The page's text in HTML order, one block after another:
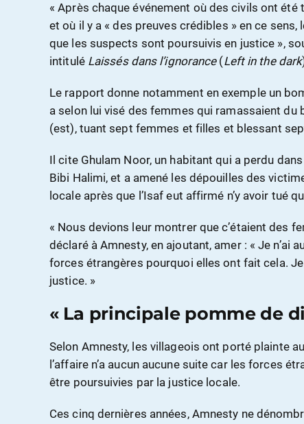
« Après chaque événement où des civils ont
et où il y a « des preuves crédibles » en ce sens,
que les suspects sont poursuivis en justice »,
intitulé Laissés dans l’ignorance(Left in the dark
Le rapport donne notamment en exemple un
a selon lui visé des femmes qui ramassaient du
(est), tuant sept femmes et filles et blessant
Il cite Ghulam Noor, un habitant qui a perdu
Bibi Halimi, et a amené les dépouilles des
locale après que l’Isaf eut affirmé n’y avoir tué
« Nous devions leur montrer que c’étaient des
déclaré à Amnesty, en ajoutant, amer : « Je n’ai
forces étrangères pourquoi elles ont fait cela.
justice. »
« La principale pomme de
Selon Amnesty, les villageois ont porté plainte
l’affaire n’a aucun aucune suite car les forces
être poursuivies par la justice locale.
Ces cinq dernières années, Amnesty ne